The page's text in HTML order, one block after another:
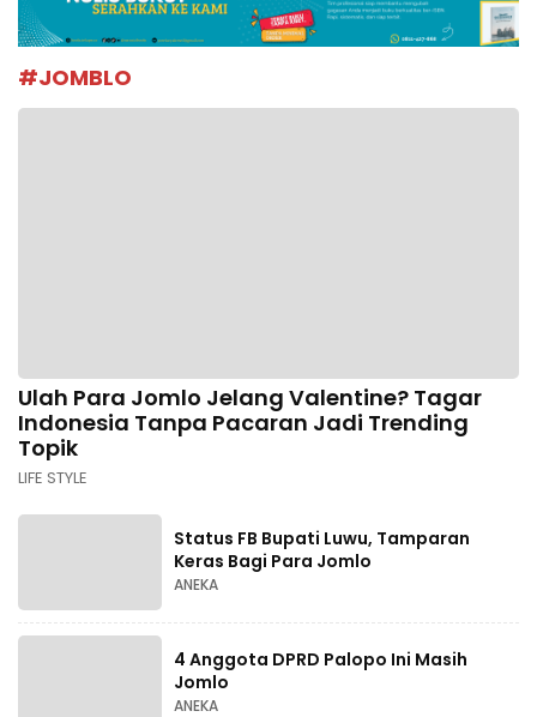
#JOMBLO
Ulah Para Jomlo Jelang Valentine? Tagar
Indonesia Tanpa Pacaran Jadi Trending
Topik
LIFE STYLE
Status FB Bupati Luwu, Tamparan
Keras Bagi Para Jomlo
ANEKA
4 Anggota DPRD Palopo Ini Masih
Jomlo
ANEKA